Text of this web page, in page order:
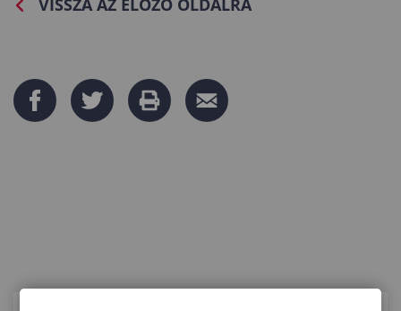
VISSZA AZ ELŐZŐ OLDALRA